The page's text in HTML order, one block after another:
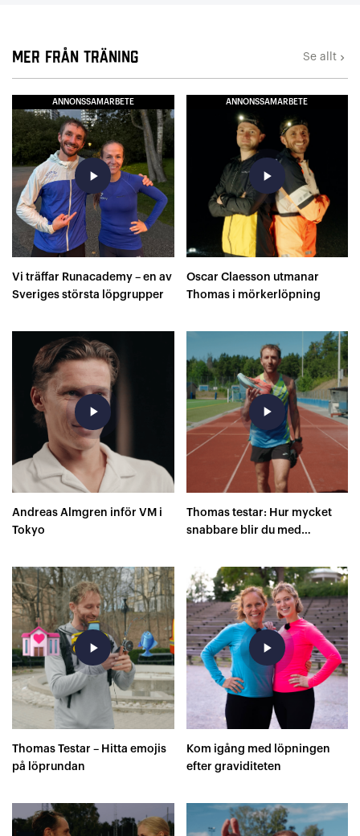
Mer från Träning Se allt keyboard_arrow_right
ANNONSSAMARBETE
play_arrow
Vi träffar Runacademy – en av
Sveriges största löpgrupper
ANNONSSAMARBETE
play_arrow
Oscar Claesson utmanar
Thomas i mörkerlöpning
play_arrow
Andreas Almgren inför VM i
Tokyo
play_arrow
Thomas testar: Hur mycket
snabbare blir du med
play_arrow
Thomas Testar – Hitta emojis
på löprundan
play_arrow
Kom igång med löpningen
efter graviditeten